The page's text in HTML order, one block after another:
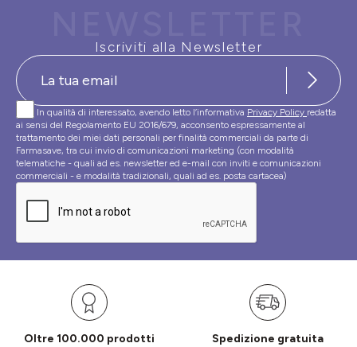
Iscriviti alla Newsletter
In qualità di interessato, avendo letto l’informativa Privacy Policy redatta
ai sensi del Regolamento EU 2016/679, acconsento espressamente al
trattamento dei miei dati personali per finalità commerciali da parte di
Farmasave, tra cui invio di comunicazioni marketing (con modalità
telematiche - quali ad es. newsletter ed e-mail con inviti e comunicazioni
commerciali - e modalità tradizionali, quali ad es. posta cartacea)
Oltre 100.000 prodotti Spedizione gratuita